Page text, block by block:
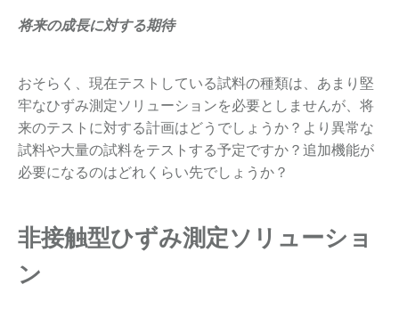
将来の成長に対する期待
おそらく、現在テストしている試料の種類は、あまり堅
牢なひずみ測定ソリューションを必要としませんが、将
来のテストに対する計画はどうでしょうか？より異常な
試料や大量の試料をテストする予定ですか？追加機能が
必要になるのはどれくらい先でしょうか？
非接触型ひずみ測定ソリューショ
ン